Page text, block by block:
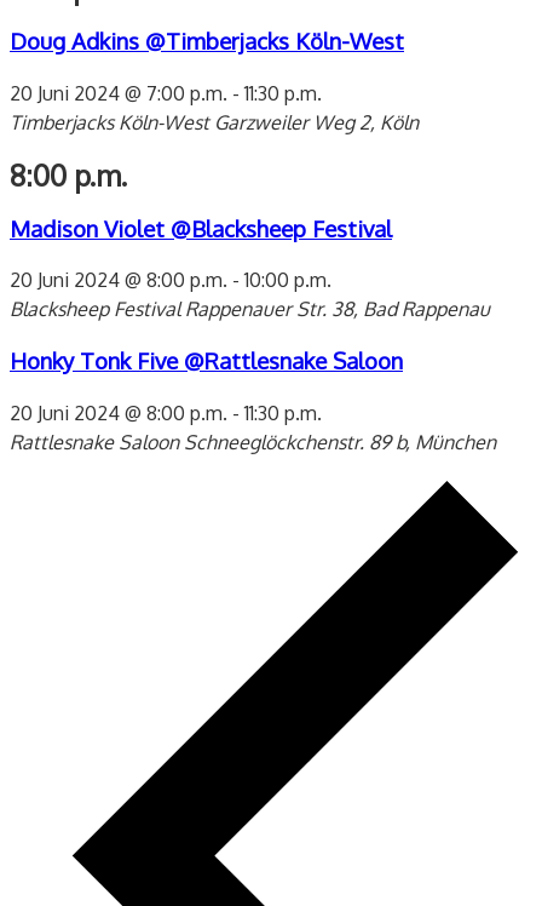
Doug Adkins @Timberjacks Köln-West
20 Juni 2024 @ 7:00 p.m. -11:30 p.m.
Timberjacks Köln-West Garzweiler Weg 2, Köln
8:00 p.m.
Madison Violet @Blacksheep Festival
20 Juni 2024 @ 8:00 p.m. -10:00 p.m.
Blacksheep FestivalRappenauer Str. 38, Bad Rappenau
Honky Tonk Five @Rattlesnake Saloon
20 Juni 2024 @ 8:00 p.m. -11:30 p.m.
Rattlesnake Saloon Schneeglöckchenstr. 89 b, München